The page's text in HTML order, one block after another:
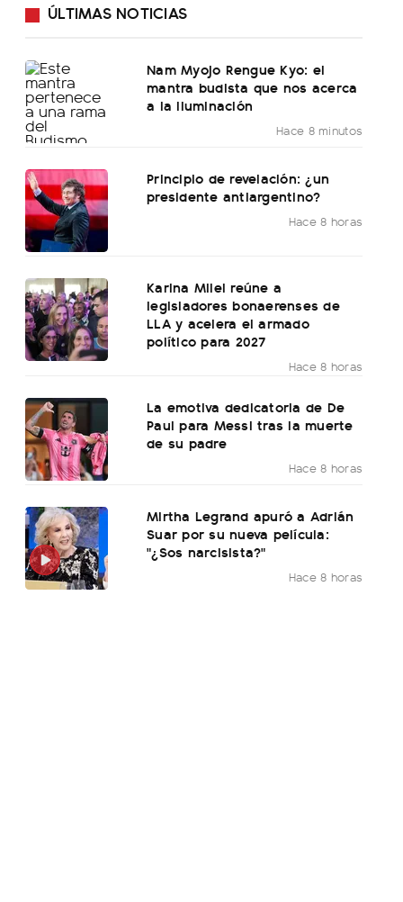
ÚLTIMAS NOTICIAS
Nam Myojo Rengue Kyo: el
mantra budista que nos acerca
a la iluminación
Hace 8 minutos
Principio de revelación: ¿un
presidente antiargentino?
Hace 8 horas
Karina Milei reúne a
legisladores bonaerenses de
LLA y acelera el armado
político para 2027
Hace 8 horas
La emotiva dedicatoria de De
Paul para Messi tras la muerte
de su padre
Hace 8 horas
Mirtha Legrand apuró a Adrián
Suar por su nueva película:
"¿Sos narcisista?"
Hace 8 horas